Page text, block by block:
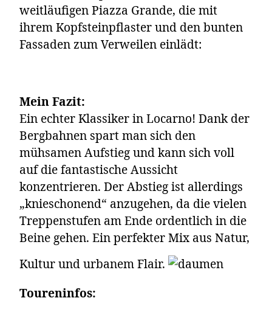
weitläufigen Piazza Grande, die mit
ihrem Kopfsteinpflaster und den bunten
Fassaden zum Verweilen einlädt:
Mein Fazit:
Ein echter Klassiker in Locarno! Dank der
Bergbahnen spart man sich den
mühsamen Aufstieg und kann sich voll
auf die fantastische Aussicht
konzentrieren. Der Abstieg ist allerdings
„knieschonend“ anzugehen, da die vielen
Treppenstufen am Ende ordentlich in die
Beine gehen. Ein perfekter Mix aus Natur,
Kultur und urbanem Flair.
Toureninfos: